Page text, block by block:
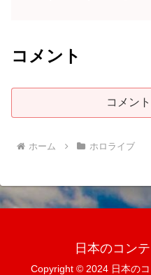
コメント
コメン
ホーム ホロライブ
日本のコン
Copyright © 2024 日本の